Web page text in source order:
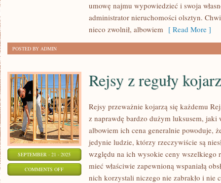
SWOJE
NADMIARY
FINANSOWE
umowę najmu wypowiedzieć i swoja
administrator nieruchomości olsztyn.
nieco zwolnił, albowiem [ Read More ]
POSTED BY ADMIN
SEPTEMBER - 21 - 2025
COMMENTS OFFON
Rejsy z reguły
Rejsy przeważnie kojarzą się każdemu
z naprawdę bardzo dużym luksusem, jaki
albowiem ich cena generalnie powoduje,
jedynie ludzie, którzy rzeczywiście są
względu na ich wysokie ceny wszelkiego
mieć właściwie zapewnioną wspaniałą
nich korzystali niczego nie zabrakło i nie